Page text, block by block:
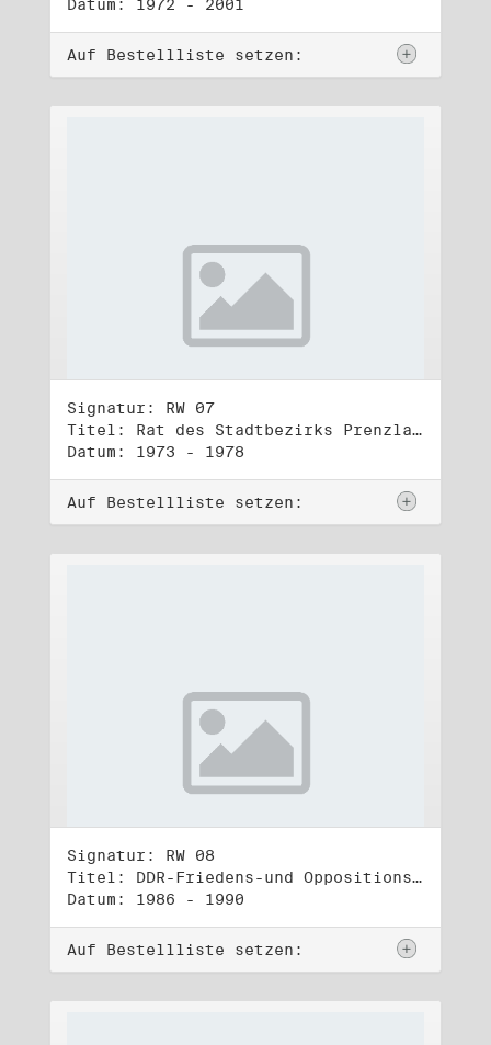
Datum: 1972 - 2001
Auf Bestellliste setzen:
Signatur: RW 07
Titel: Rat des Stadtbezirks Prenzlauer Berg in Berlin
Datum: 1973 - 1978
Auf Bestellliste setzen:
Signatur: RW 08
Titel: DDR-Friedens-und Oppositionsbewegung (1)
Datum: 1986 - 1990
Auf Bestellliste setzen: